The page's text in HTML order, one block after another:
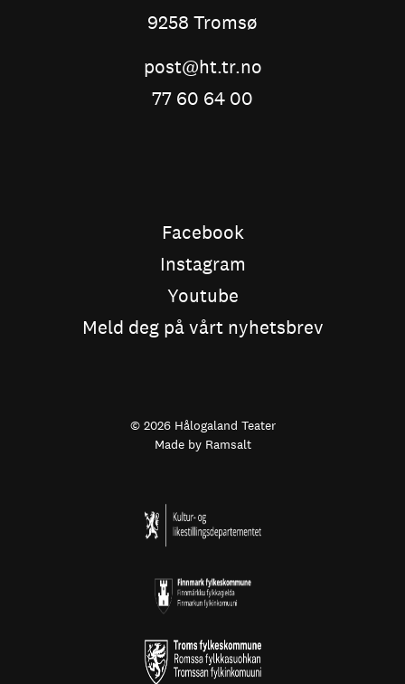
9258 Tromsø
post@ht.tr.no
77 60 64 00
Facebook
Instagram
Youtube
Meld deg på vårt nyhetsbrev
© 2026 Hålogaland Teater
Made by Ramsalt